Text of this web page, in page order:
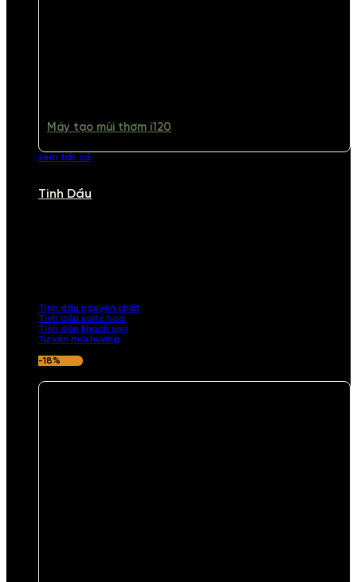
Máy tạo mùi thơm i120
xem tất cả
Tinh Dầu
Tinh dầu nguyên chất
Tinh dầu nước hoa
Tinh dầu khách sạn
Tư vấn mùi hương
-18%